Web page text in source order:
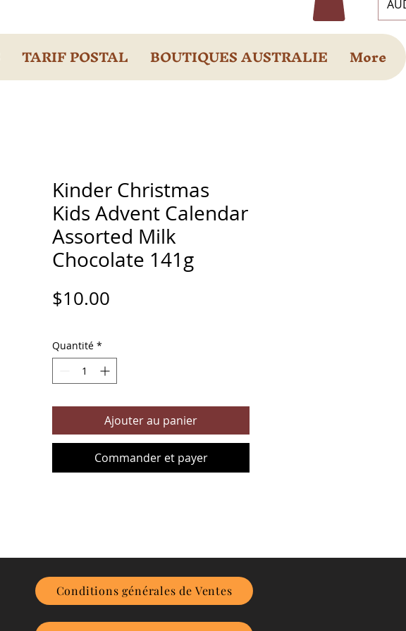
TARIF POSTAL BOUTIQUES AUSTRALIE More
Kinder Christmas
Kids Advent Calendar
Assorted Milk
Chocolate 141g
$10.00
Quantité *
Ajouter au panier
Commander et payer
Conditions générales de Ventes